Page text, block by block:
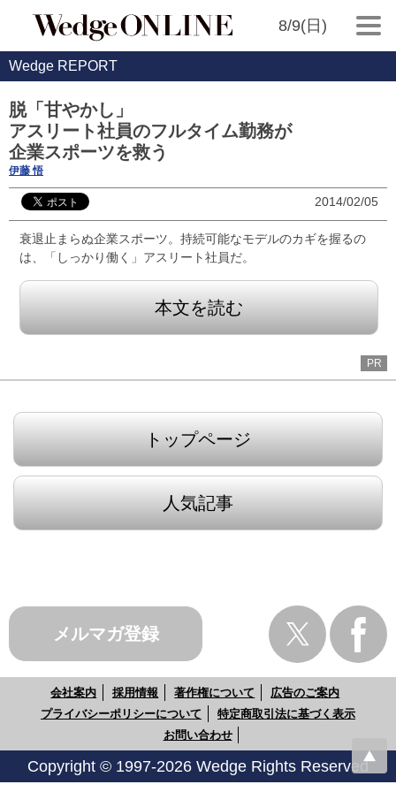
8/9(日)
Wedge REPORT
脱「甘やかし」
アスリート社員のフルタイム勤務が
企業スポーツを救う
伊藤 悟
2014/02/05
衰退止まらぬ企業スポーツ。持続可能なモデルのカギを握るの
は、「しっかり働く」アスリート社員だ。
本文を読む
PR
トップページ
人気記事
メルマガ登録
会社案内 採用情報 著作権について
広告のご案内
プライバシーポリシーについて
特定商取引法に基づく表示
お問い合わせ
Copyright © 1997-2026 Wedge Rights Reserved